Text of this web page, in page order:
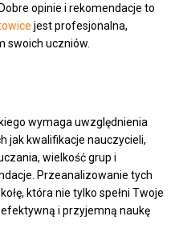
opinie i rekomendacje to
jest profesjonalna,
swoich uczniów.
wymaga uwzględnienia
jak kwalifikacje nauczycieli,
wielkość grup i
Przeanalizowanie tych
która nie tylko spełni Twoje
i przyjemną naukę